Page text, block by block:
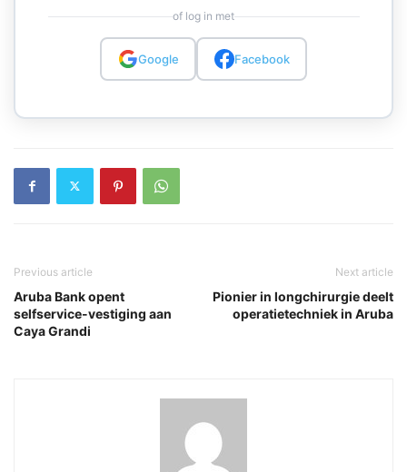
of log in met
Google Facebook
Previous article
Aruba Bank opent
selfservice-vestiging aan
Caya Grandi
Next article
Pionier in longchirurgie deelt
operatietechniek in Aruba